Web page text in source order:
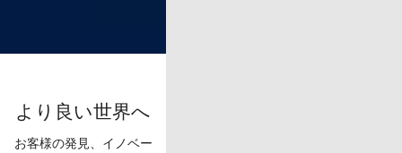
より良い世界へ
お客様の発見、イノベー